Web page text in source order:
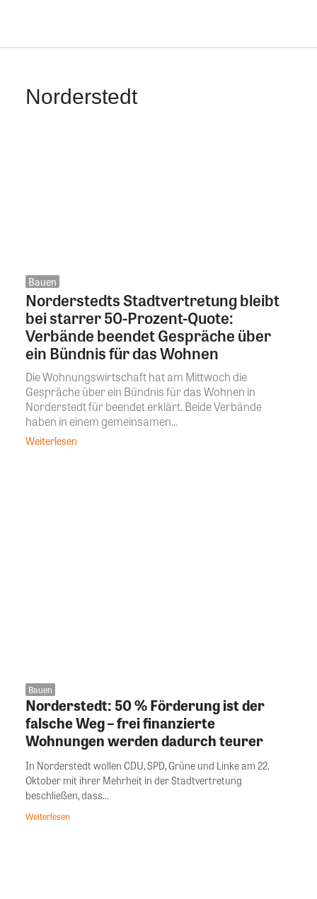
Norderstedt
Bauen
Norderstedts Stadtvertretung bleibt
bei starrer 50-Prozent-Quote:
Verbände beendet Gespräche über
ein Bündnis für das Wohnen
Die Wohnungswirtschaft hat am Mittwoch die
Gespräche über ein Bündnis für das Wohnen in
Norderstedt für beendet erklärt. Beide Verbände
haben in einem gemeinsamen...
Weiterlesen
Bauen
Norderstedt: 50 % Förderung ist der
falsche Weg – frei finanzierte
Wohnungen werden dadurch teurer
In Norderstedt wollen CDU, SPD, Grüne und Linke am 22.
Oktober mit ihrer Mehrheit in der Stadtvertretung
beschließen, dass...
Weiterlesen